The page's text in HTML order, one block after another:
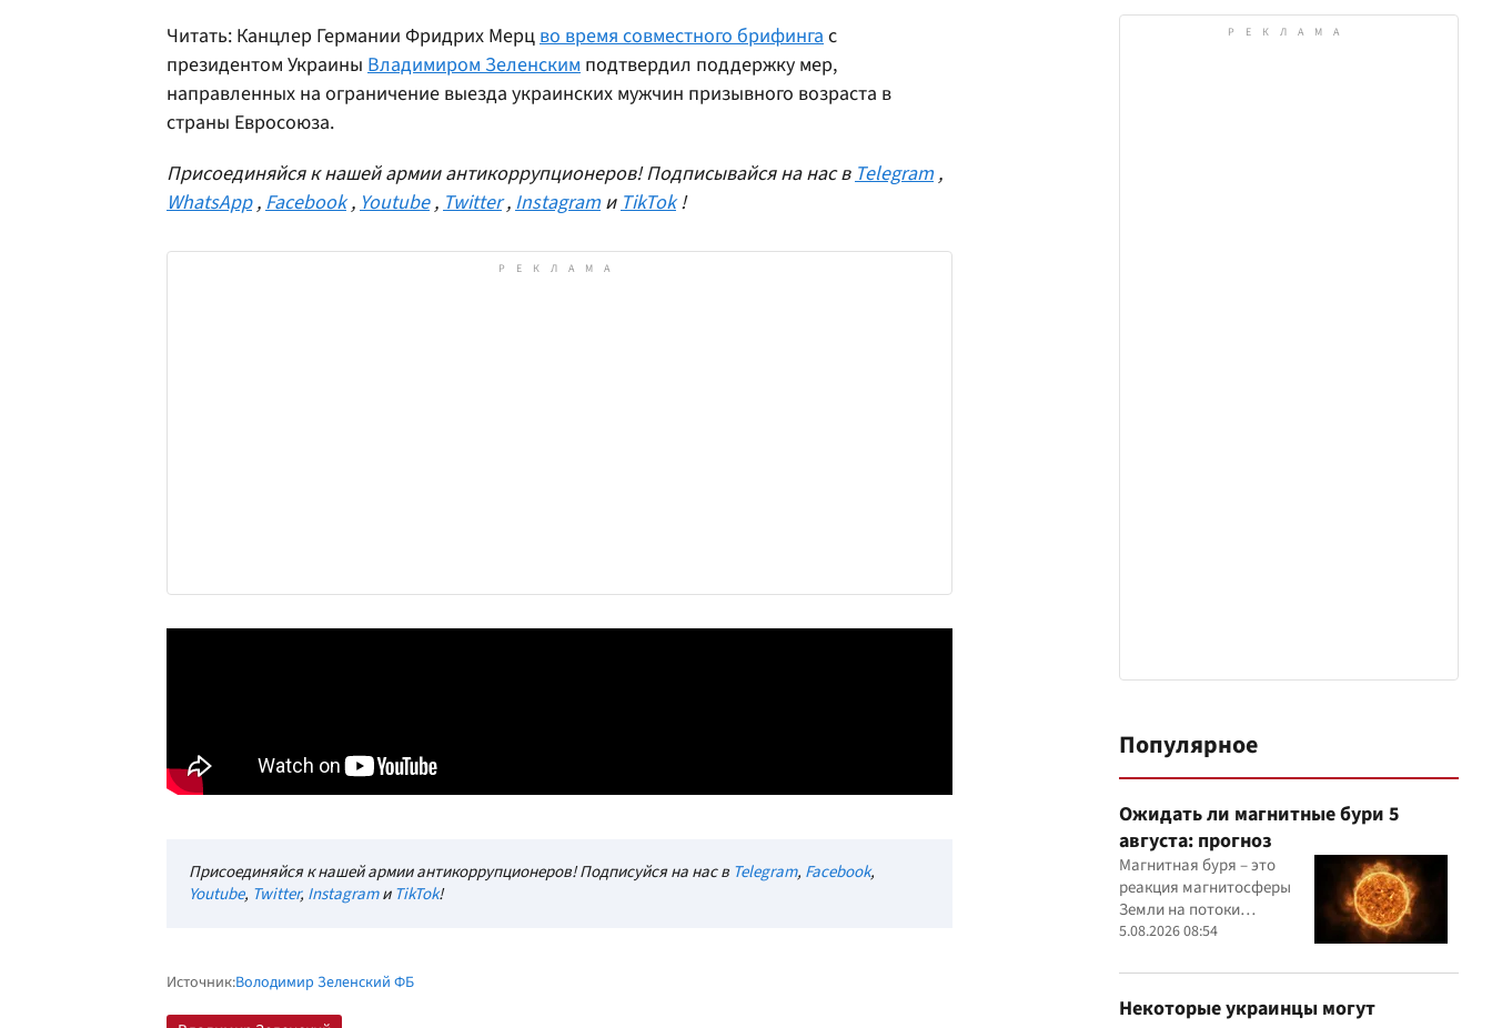
Читать: Канцлер Германии Фридрих Мерц во время совместного брифинга с
президентом Украины Владимиром Зеленским подтвердил поддержку мер,
направленных на ограничение выезда украинских мужчин призывного возраста в
страны Евросоюза.
Присоединяйся к нашей армии антикоррупционеров! Подписывайся на нас в Telegram ,
WhatsApp , Facebook , Youtube , Twitter , Instagram и TikTok !
Присоединяйся к нашей армии антикоррупционеров! Подписуйся на нас в Telegram, Facebook,
Youtube, Twitter, InstagramиTikTok!
Источник:Володимир Зеленский ФБ
Популярное
Ожидать ли магнитные бури 5
августа: прогноз
Магнитная буря – это
реакция магнитосферы
Земли на потоки
заряженных частиц,
5.08.2026 08:54
Некоторые украинцы могут